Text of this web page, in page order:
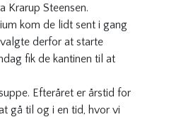
Krarup Steensen.
kom de lidt sent i gang
derfor at starte
fik de kantinen til at
Efteråret er årstid for
gå til og i en tid, hvor vi